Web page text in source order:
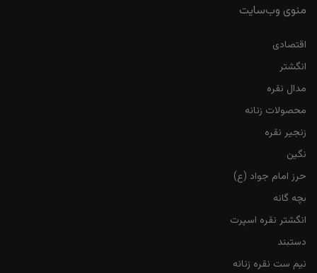
منوی وب‌سایت
اقتصادی
انگشتر
مدال نقره
محصولات زنانه
زنجیر نقره
نگین
حرز امام جواد (ع)
بچه گانه
انگشتر نقره اسپرت
دستبند
نیم ست نقره زنانه